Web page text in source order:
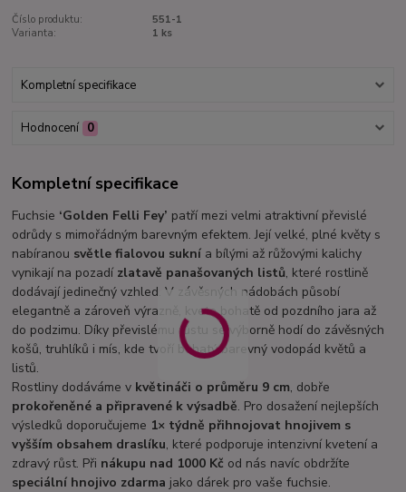
Číslo produktu:
551-1
Varianta:
1 ks
Kompletní specifikace
Hodnocení 0
Kompletní specifikace
Fuchsie ‘Golden Felli Fey’ patří mezi velmi atraktivní převislé
odrůdy s mimořádným barevným efektem. Její velké, plné květy s
nabíranou světle fialovou sukní a bílými až růžovými kalichy
vynikají na pozadí zlatavě panašovaných listů, které rostlině
dodávají jedinečný vzhled. V závěsných nádobách působí
elegantně a zároveň výrazně, kvete bohatě od pozdního jara až
do podzimu. Díky převislému růstu se výborně hodí do závěsných
košů, truhlíků i mís, kde tvoří bohatý barevný vodopád květů a
listů.
Rostliny dodáváme v květináči o průměru 9 cm, dobře
prokořeněné a připravené k výsadbě. Pro dosažení nejlepších
výsledků doporučujeme 1× týdně přihnojovat hnojivem s
vyšším obsahem draslíku, které podporuje intenzivní kvetení a
zdravý růst. Při nákupu nad 1000 Kč od nás navíc obdržíte
speciální hnojivo zdarma jako dárek pro vaše fuchsie.